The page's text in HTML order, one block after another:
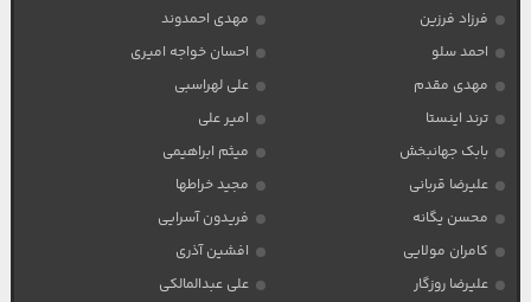
فرزاد فرزین
مهدی احمدوند
احمد سلو
احسان خواجه امیری
مهدی مقدم
علی لهراسبی
ترند اینستا
امیر علی
بابک جهانبخش
میثم ابراهیمی
علیرضا قربانی
مجید خراطها
محسن یگانه
فریدون آسرایی
کامران مولایی
افشین آذری
علیرضا روزگار
علی عبدالمالکی